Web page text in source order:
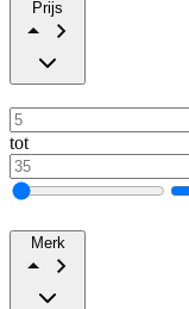
Prijs
tot
Merk